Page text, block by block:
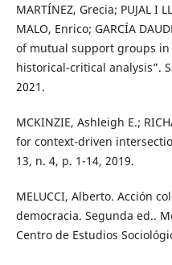
MARTÍNEZ, Grecia; PUJAL I
MALO, Enrico; GARCÍA
of mutual support groups in
historical-critical analysis”.
2021.
MCKINZIE, Ashleigh E.;
for context-driven
13, n. 4, p. 1-14, 2019.
MELUCCI, Alberto. Acción
democracia. Segunda ed..
Centro de Estudios